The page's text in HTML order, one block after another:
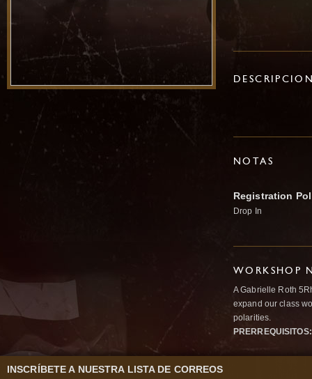
NOTAS
Registration
Drop In
WORKSHOP
A Gabrielle Roth
expand our class
polarities.
PRERREQUISITOS:
INSCRÍBETE A NUESTRA LISTA DE CORREOS